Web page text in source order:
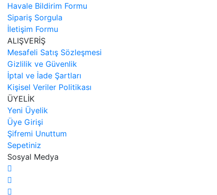
Havale Bildirim Formu
Sipariş Sorgula
İletişim Formu
ALIŞVERİŞ
Mesafeli Satış Sözleşmesi
Gizlilik ve Güvenlik
İptal ve İade Şartları
Kişisel Veriler Politikası
ÜYELİK
Yeni Üyelik
Üye Girişi
Şifremi Unuttum
Sepetiniz
Sosyal Medya